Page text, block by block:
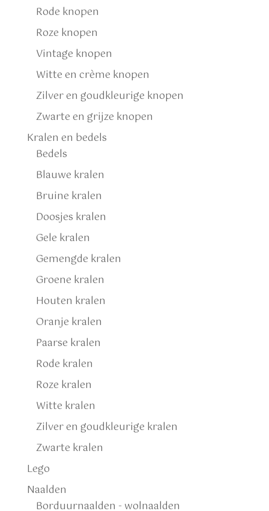
Rode knopen
Roze knopen
Vintage knopen
Witte en crème knopen
Zilver en goudkleurige knopen
Zwarte en grijze knopen
Kralen en bedels
Bedels
Blauwe kralen
Bruine kralen
Doosjes kralen
Gele kralen
Gemengde kralen
Groene kralen
Houten kralen
Oranje kralen
Paarse kralen
Rode kralen
Roze kralen
Witte kralen
Zilver en goudkleurige kralen
Zwarte kralen
Lego
Naalden
Borduurnaalden - wolnaalden